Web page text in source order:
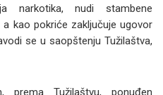
narkotika, nudi stambene
kao pokriće zaključuje ugovor
se u saopštenju Tužilaštva,
Tužilaštvu, ponuđen